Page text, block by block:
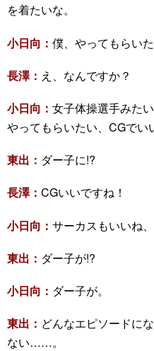
を着たいな。
小日向： 僕、やってもらいた
長澤： え、なんですか？
小日向： 女子体操選手みた
やってもらいたい、CGでい
東出： ダー子に!?
長澤： CGいいですね！
小日向： サーカスもいいね
東出： ダー子が!?
小日向： ダー子が。
東出： どんなエピソードに
ない……。